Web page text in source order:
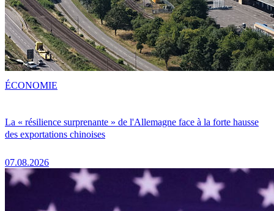
La « résilience surprenante » de l'Allemagne face à la forte hausse
des exportations chinoises
07.08.2026
ÉCONOMIE